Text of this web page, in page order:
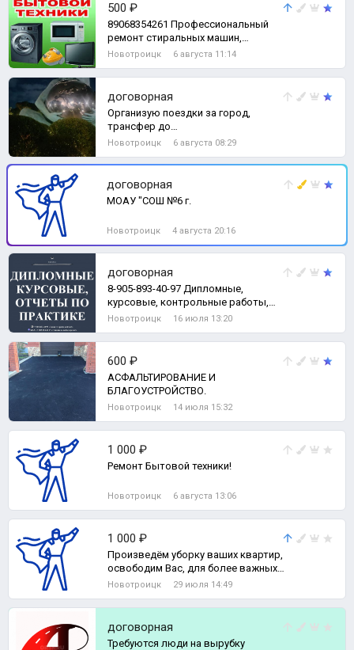
500 ₽
89068354261 Профессиональный
ремонт стиральных машин,
электроплит, посудомоечных
Новотроицк 6 августа 11:14
договорная
Организую поездки за город,
трансфер до
аэропорта,свадьбы,праздники,море)
Новотроицк 6 августа 08:29
договорная
МОАУ "СОШ №6 г.
Новотроицк 4 августа 20:16
договорная
8-905-893-40-97 Дипломные,
курсовые, контрольные работы,
рефераты, отчеты о практике,
Новотроицк 16 июля 13:20
600 ₽
АСФАЛЬТИРОВАНИЕ И
БЛАГОУСТРОЙСТВО.
Новотроицк 14 июля 15:32
1 000 ₽
Ремонт Бытовой техники!
Новотроицк 6 августа 13:06
1 000 ₽
Произведём уборку ваших квартир,
освободим Вас, для более важных
дел) Уборка квартир: -Генеральная
Новотроицк 29 июля 14:49
договорная
Требуются люди на вырубку